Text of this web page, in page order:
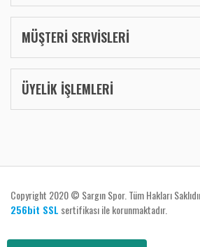
MÜŞTERİ SERVİSLERİ
ÜYELİK İŞLEMLERİ
Copyright 2020 © Sargın Spor. Tüm Hakları
256bit SSL sertifikası ile korunmaktadır.